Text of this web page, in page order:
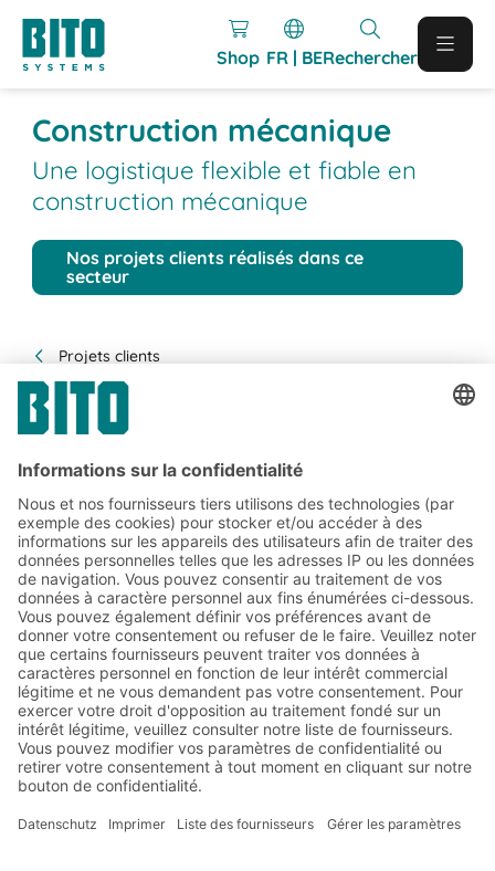
Shop FR | BERechercher
Construction mécanique
Une logistique flexible et fiable en
construction mécanique
Nos projets clients réalisés dans ce
secteur
Projets clients
Voir les projets clients
Abonnez-vous à la lettre
d'information de BITO :
Actualités de l'entrepôt et de
la logistique
Réductions exclusives
Innovations
S'inscrire à la newsletter